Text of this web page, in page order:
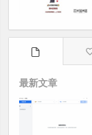
最新文章